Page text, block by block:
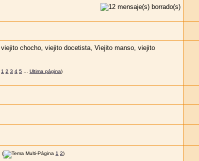
1 2 3 4 5 Ultima página)
( 1 2)